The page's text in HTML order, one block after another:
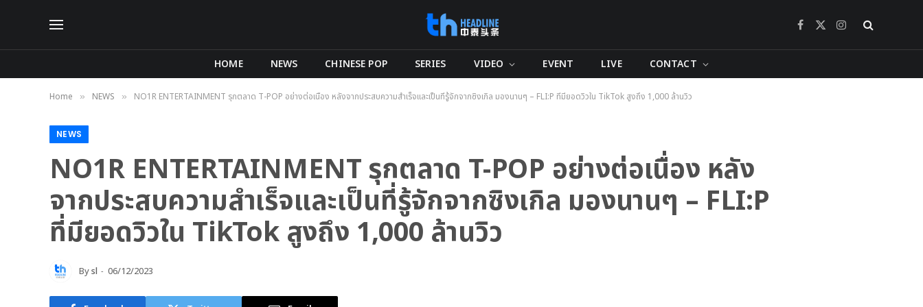
Facebook
X
Instagram
HOME NEWS CHINESE POP SERIES VIDEO EVENT LIVE CONTACT
Home » NEWS » NO1R ENTERTAINMENT รุกตลาด T-POP อย่างต่อเนื่อง หลังจากประสบความสำเร็จและเป็นที่รู้จักจากซิงเกิล มองนานๆ – FLI:P ที่มียอดวิวใน TikTok สูงถึง 1,000 ล้านวิว
NEWS
NO1R ENTERTAINMENT รุกตลาด T-POP อย่างต่อเนื่อง หลัง
จากประสบความสำเร็จและเป็นที่รู้จักจากซิงเกิล มองนานๆ – FLI:P
ที่มียอดวิวใน TikTok สูงถึง 1,000 ล้านวิว
Bysl 06/12/2023